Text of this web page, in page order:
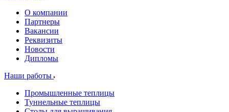
О компании
Партнеры
Вакансии
Реквизиты
Новости
Дипломы
Наши работы
Промышленные теплицы
Туннельные теплицы